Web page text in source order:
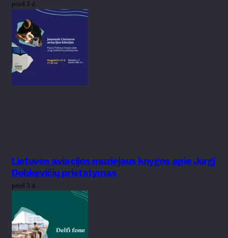
prieš 3 d.
Lietuvos aviacijos muziejaus knygos apie Jurgį
Dobkevičių pristatymas
prieš 3 d.